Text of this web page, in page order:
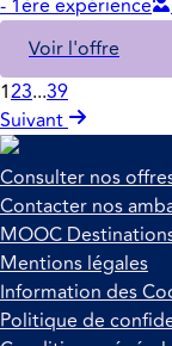
- 1ère expérience
Voir l'offre
123...39
Suivant
Consulter nos
Contacter nos
MOOC
Mentions légales
Information des
Politique de